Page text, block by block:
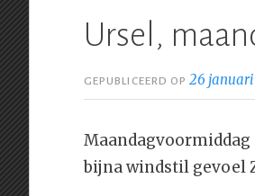
Ursel,
GEPUBLICEERD OP26 januari
Maandagvoormiddag
bijna windstil gevoel